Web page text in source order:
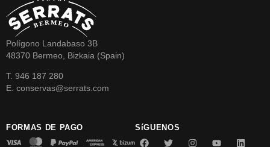
Polígono Landabaso 3B
48370 Bermeo, Bizkaia (Spain)
T. 946 187 280
E. conservas@serrats.com
FORMAS DE PAGO SíGUENOS